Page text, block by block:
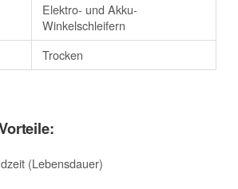
Elektro- und Akku-
Winkelschleifern
Trocken
(Lebensdauer)